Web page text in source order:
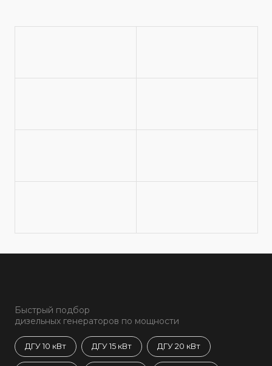
Быстрый подбор
дизельных генераторов по мощности
ДГУ 10 кВт ДГУ 15 кВт ДГУ 20 кВт